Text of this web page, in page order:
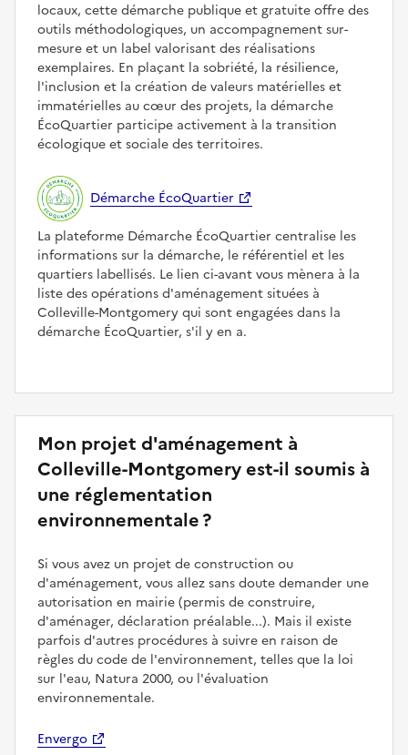
locaux, cette démarche publique et gratuite offre des
outils méthodologiques, un accompagnement sur-
mesure et un label valorisant des réalisations
exemplaires. En plaçant la sobriété, la résilience,
l'inclusion et la création de valeurs matérielles et
immatérielles au cœur des projets, la démarche
ÉcoQuartier participe activement à la transition
écologique et sociale des territoires.
Démarche ÉcoQuartier
La plateforme Démarche ÉcoQuartier centralise les
informations sur la démarche, le référentiel et les
quartiers labellisés. Le lien ci-avant vous mènera à la
liste des opérations d'aménagement situées à
Colleville-Montgomery qui sont engagées dans la
démarche ÉcoQuartier, s'il y en a.
Mon projet d'aménagement à
Colleville-Montgomery est-il soumis à
une réglementation
environnementale ?
Si vous avez un projet de construction ou
d'aménagement, vous allez sans doute demander une
autorisation en mairie (permis de construire,
d'aménager, déclaration préalable...). Mais il existe
parfois d'autres procédures à suivre en raison de
règles du code de l'environnement, telles que la loi
sur l'eau, Natura 2000, ou l'évaluation
environnementale.
Envergo